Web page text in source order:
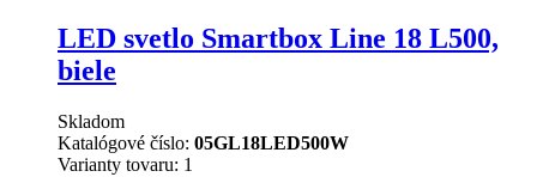
LED svetlo Smartbox Line 18 L500,
biele
Skladom
Katalógové číslo: 05GL18LED500W
Varianty tovaru: 1